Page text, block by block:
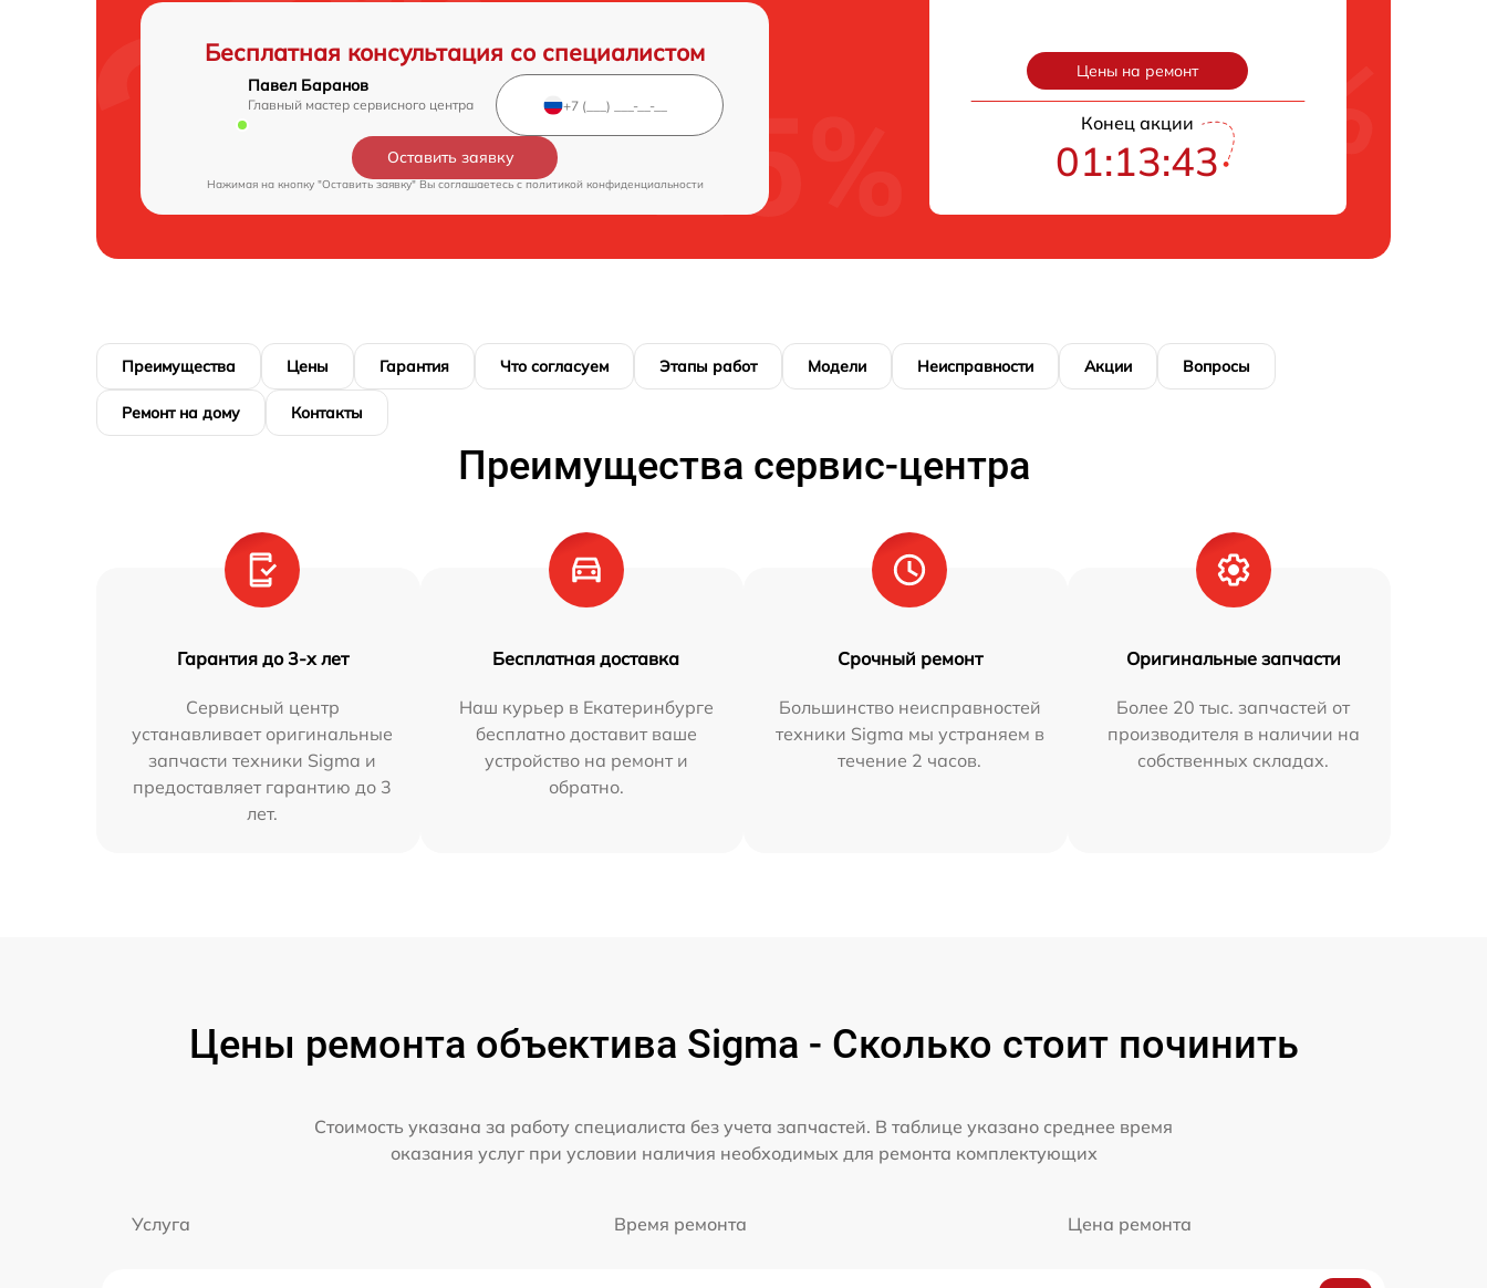
Бесплатная консультация со специалистом
Павел Баранов
Главный мастер сервисного центра
Оставить заявку
Нажимая на кнопку "Оставить заявку" Вы соглашаетесь c политикой конфиденциальности
Цены на ремонт
Конец акции
01:13:42
Преимущества Цены Гарантия Что согласуем Этапы работ Модели Неисправности Акции Вопросы
Ремонт на дому Контакты
Преимущества сервис-центра
Гарантия до 3-х лет
Сервисный центр
устанавливает оригинальные
запчасти техники Sigma и
предоставляет гарантию до 3
лет.
Бесплатная доставка
Наш курьер в Екатеринбурге
бесплатно доставит ваше
устройство на ремонт и
обратно.
Срочный ремонт
Большинство неисправностей
техники Sigma мы устраняем в
течение 2 часов.
Оригинальные запчасти
Более 20 тыс. запчастей от
производителя в наличии на
собственных складах.
Цены ремонта объектива Sigma - Сколько стоит починить
Стоимость указана за работу специалиста без учета запчастей. В таблице указано среднее время
оказания услуг при условии наличия необходимых для ремонта комплектующих
Услуга Время ремонта Цена ремонта